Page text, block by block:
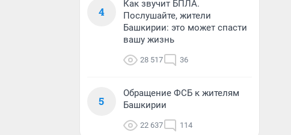
4
Как звучит БПЛА.
Послушайте, жители
Башкирии: это может спасти
вашу жизнь
28 517 36
5
Обращение ФСБ к жителям
Башкирии
22 637 114